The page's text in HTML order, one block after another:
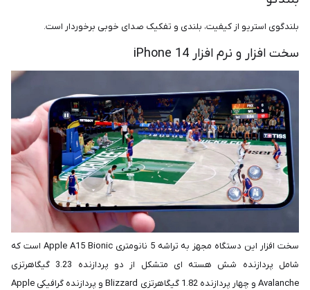
بلندگوی استریو از کیفیت، بلندی و تفکیک صدای خوبی برخوردار است.
سخت‌ افزار و نرم افزار iPhone 14
سخت افزار این دستگاه مجهز به تراشه 5 نانومتری Apple A15 Bionic است که
شامل پردازنده شش هسته ای متشکل از دو پردازنده 3.23 گیگاهرتزی
Avalanche و چهار پردازنده 1.82 گیگاهرتزی Blizzard و پردازنده گرافیکی Apple